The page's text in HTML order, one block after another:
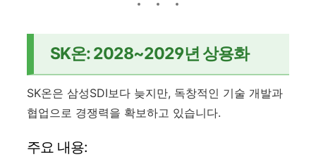
SK온: 2028~2029년 상용화
SK온은 삼성SDI보다 늦지만, 독창적인 기술 개발과
협업으로 경쟁력을 확보하고 있습니다.
주요 내용: